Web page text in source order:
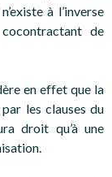
à l’inverse
de
en effet que la
les clauses du
droit qu’à une